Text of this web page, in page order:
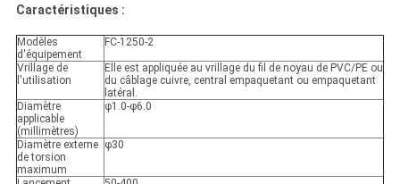
Caractéristiques :
Modèles
d'équipement
FC-1250-2
Vrillage de
l'utilisation
Elle est appliquée au vrillage du fil de noyau de PVC/PE ou
du câblage cuivre, central empaquetant ou empaquetant
latéral.
Diamètre
applicable
(millimètres)
φ1.0-φ6.0
Diamètre externe
de torsion
maximum
φ30